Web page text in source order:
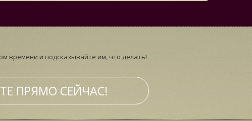
времени и подсказывайте им, что делать!
ПРЯМО СЕЙЧАС!